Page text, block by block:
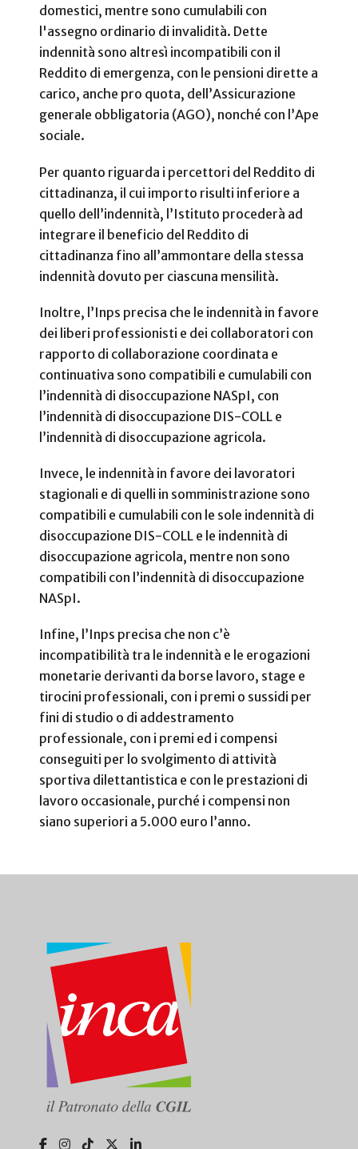
domestici, mentre sono cumulabili con
l'assegno ordinario di invalidità. Dette
indennità sono altresì incompatibili con il
Reddito di emergenza, con le pensioni dirette a
carico, anche pro quota, dell’Assicurazione
generale obbligatoria (AGO), nonché con l’Ape
sociale.
Per quanto riguarda i percettori del Reddito di
cittadinanza, il cui importo risulti inferiore a
quello dell’indennità, l’Istituto procederà ad
integrare il beneficio del Reddito di
cittadinanza fino all’ammontare della stessa
indennità dovuto per ciascuna mensilità.
Inoltre, l’Inps precisa che le indennità in favore
dei liberi professionisti e dei collaboratori con
rapporto di collaborazione coordinata e
continuativa sono compatibili e cumulabili con
l’indennità di disoccupazione NASpI, con
l’indennità di disoccupazione DIS-COLL e
l’indennità di disoccupazione agricola.
Invece, le indennità in favore dei lavoratori
stagionali e di quelli in somministrazione sono
compatibili e cumulabili con le sole indennità di
disoccupazione DIS-COLL e le indennità di
disoccupazione agricola, mentre non sono
compatibili con l’indennità di disoccupazione
NASpI.
Infine, l’Inps precisa che non c’è
incompatibilità tra le indennità e le erogazioni
monetarie derivanti da borse lavoro, stage e
tirocini professionali, con i premi o sussidi per
fini di studio o di addestramento
professionale, con i premi ed i compensi
conseguiti per lo svolgimento di attività
sportiva dilettantistica e con le prestazioni di
lavoro occasionale, purché i compensi non
siano superiori a 5.000 euro l’anno.